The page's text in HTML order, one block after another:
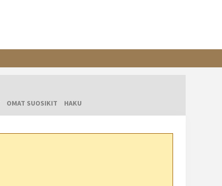
OMAT SUOSIKIT HAKU